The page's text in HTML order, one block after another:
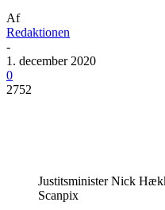
Af
Redaktionen
-
1. december 2020
0
2752
Justitsminister Nick
Scanpix